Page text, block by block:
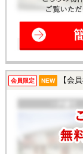
会員限定 NEW 【会